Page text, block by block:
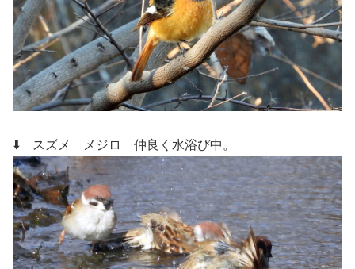
⬇️ スズメ メジロ 仲良く水浴び中。